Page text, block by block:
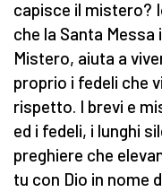
capisce il mistero?
che la Santa
Mistero, aiuta a
proprio i fedeli che
rispetto. I brevi e
ed i fedeli, i lunghi
preghiere che
tu con Dio in nome